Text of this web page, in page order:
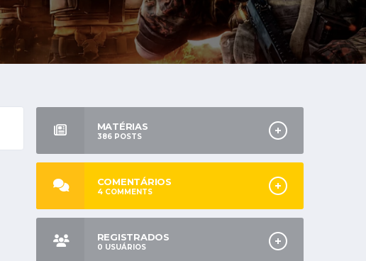
MATÉRIAS
386POSTS
COMENTÁRIOS
4COMMENTS
REGISTRADOS
0 USUÁRIOS